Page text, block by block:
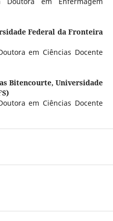
Federal da Fronteira
em Ciências Docente
Bitencourte,Universidade
em Ciências Docente